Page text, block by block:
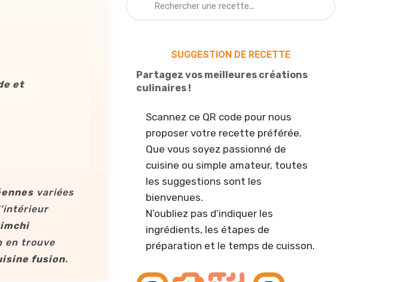
et
variées
en trouve
fusion.
SUGGESTION DE RECETTE
Partagez vos meilleures créations
culinaires !
Scannez ce QR code pour nous
proposer votre recette préférée.
Que vous soyez passionné de
cuisine ou simple amateur, toutes
les suggestions sont les
bienvenues.
N’oubliez pas d’indiquer les
ingrédients, les étapes de
préparation et le temps de cuisson.